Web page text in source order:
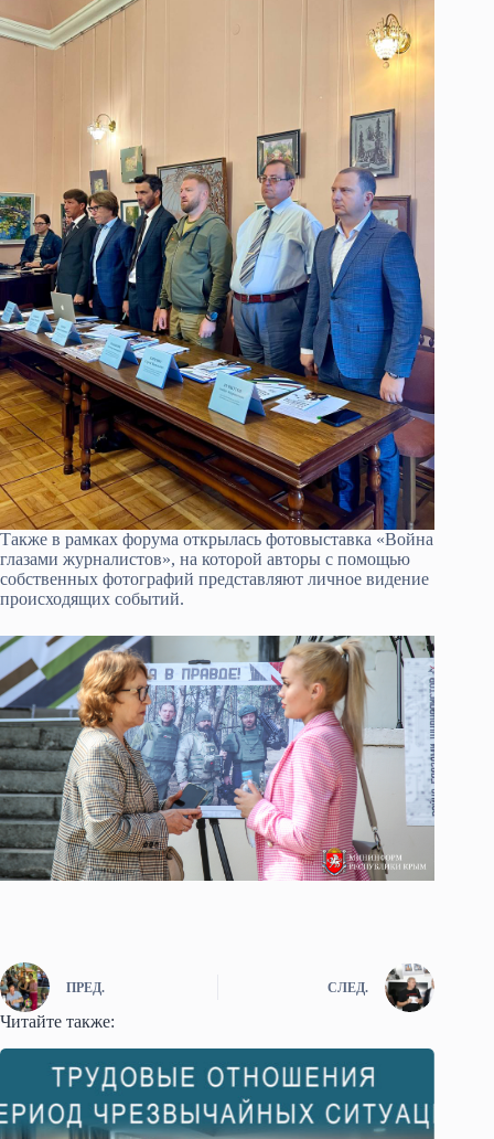
Также в рамках форума открылась фотовыставка «Война
глазами журналистов», на которой авторы с помощью
собственных фотографий представляют личное видение
происходящих событий.
ПРЕД. СЛЕД.
Читайте также: